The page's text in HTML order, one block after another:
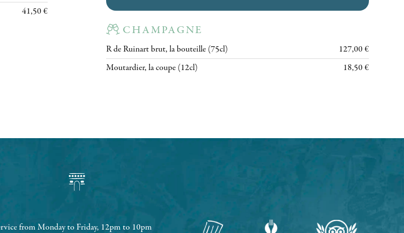
41,50 €
CHAMPAGNE
R de Ruinart brut, la bouteille (75cl)
127,00 €
Moutardier, la coupe (12cl)
18,50 €
from Monday to Friday, 12pm to 10pm